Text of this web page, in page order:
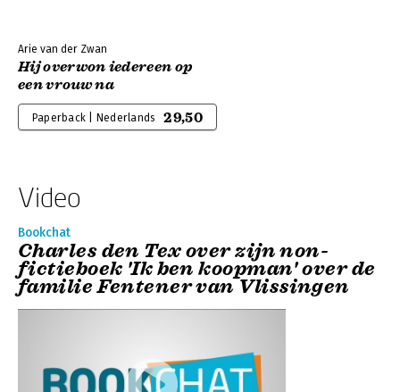
Arie van der Zwan
Hij overwon iedereen op
een vrouw na
Paperback | Nederlands 29,50
Video
Bookchat
Charles den Tex over zijn non-
fictieboek 'Ik ben koopman' over de
familie Fentener van Vlissingen